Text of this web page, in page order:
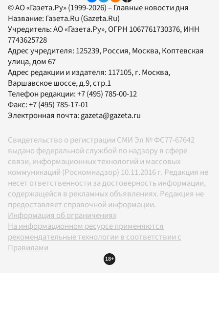
© АО «Газета.Ру» (1999-2026) – Главные новости дня
Название: Газета.Ru (Gazeta.Ru)
Учредитель:АО «Газета.Ру», ОГРН 1067761730376, ИНН
7743625728
Адрес учредителя: 125239, Россия, Москва, Коптевская
улица, дом 67
Адрес редакции и издателя: 117105, г. Москва,
Варшавское шоссе, д.9, стр.1
Телефон редакции:+7 (495) 785-00-12
Факс:+7 (495) 785-17-01
Электронная почта: gazeta@gazeta.ru
Свидетельство о регистрации СМИ Эл № ФС77-67642
выдано федеральной службой по надзору в сфере
связи, информационных технологий и массовых
коммуникаций (Роскомнадзор) 10.11.2016 г. Редакция не
несет ответственности за достоверность информации,
содержащейся в рекламных объявлениях. Редакция не
предоставляет справочной информации.
Информация об ограничениях
На информационном ресурсе применяются
рекомендательные технологии в соответствии с
Правилами
18+